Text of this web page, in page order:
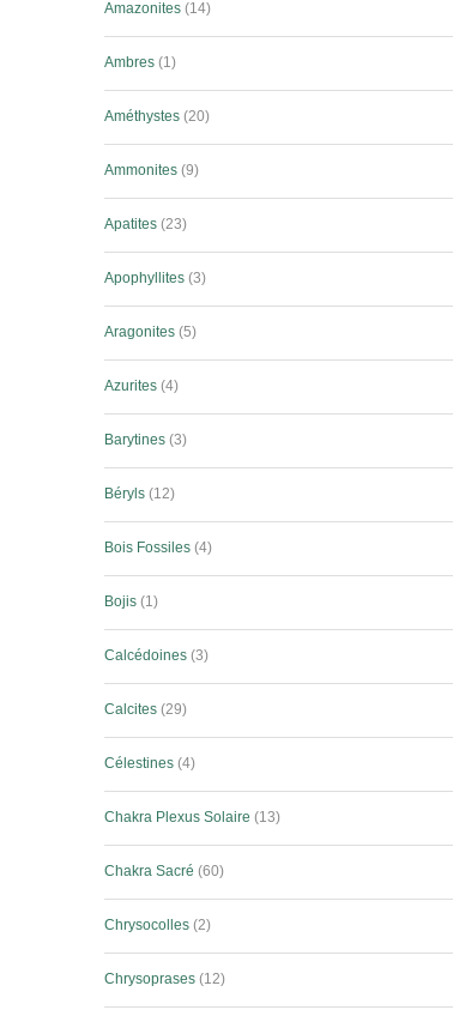
Amazonites 14
Ambres 1
Améthystes 20
Ammonites 9
Apatites 23
Apophyllites 3
Aragonites 5
Azurites 4
Barytines 3
Béryls 12
Bois Fossiles 4
Bojis 1
Calcédoines 3
Calcites 29
Célestines 4
Chakra Plexus Solaire 13
Chakra Sacré 60
Chrysocolles 2
Chrysoprases 12